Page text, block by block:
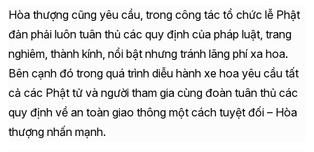
Hòa thượng cũng yêu cầu, trong công tác tổ chức lễ Phật
đản phải luôn tuân thủ các quy định của pháp luật, trang
nghiêm, thành kính, nổi bật nhưng tránh lãng phí xa hoa.
Bên cạnh đó trong quá trình diễu hành xe hoa yêu cầu tất
cả các Phật tử và người tham gia cùng đoàn tuân thủ các
quy định về an toàn giao thông một cách tuyệt đối – Hòa
thượng nhấn mạnh.